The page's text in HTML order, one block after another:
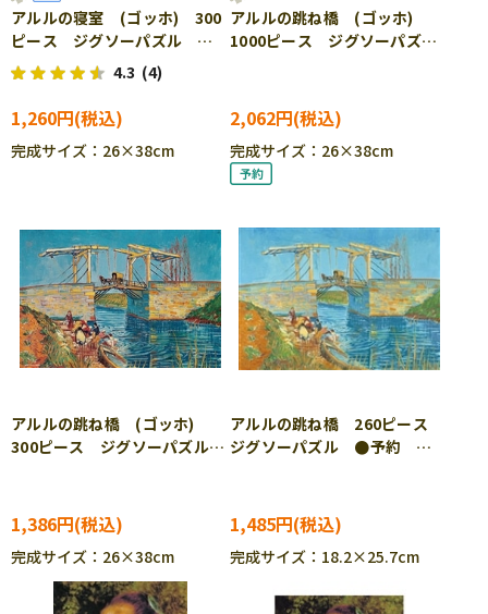
アルルの寝室 (ゴッホ) 300
ピース ジグソーパズル
EPO-71-454
4.3 (4)
1,260円
完成サイズ：26×38cm
アルルの跳ね橋 (ゴッホ)
1000ピース ジグソーパズ
2,062円
完成サイズ：26×38cm
アルルの跳ね橋 (ゴッホ)
300ピース ジグソーパズル
1,386円
完成サイズ：26×38cm
アルルの跳ね橋 260ピース
ジグソーパズル ●予約
1,485円
完成サイズ：18.2×25.7cm